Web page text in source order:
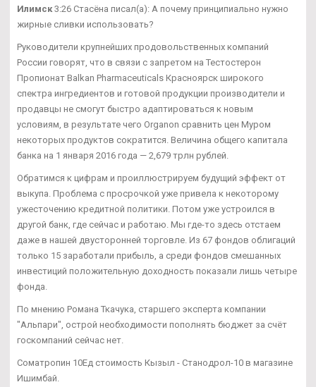
Илимск3:26 Стасёна писал(а): А почему принципиально нужно
жирные сливки использовать?
Руководители крупнейших продовольственных компаний
России говорят, что в связи с запретом на Тестостерон
Пропионат Balkan Pharmaceuticals Красноярск широкого
спектра ингредиентов и готовой продукции производители и
продавцы не смогут быстро адаптироваться к новым
условиям, в результате чего Organon сравнить цен Муром
некоторых продуктов сократится. Величина общего капитала
банка на 1 января 2016 года — 2,679 трлн рублей.
Обратимся к цифрам и проиллюстрируем будущий эффект от
выкупа. Проблема с просрочкой уже привела к некоторому
ужесточению кредитной политики. Потом уже устроился в
другой банк, где сейчас и работаю. Мы где-то здесь отстаем
даже в нашей двусторонней торговле. Из 67 фондов облигаций
только 15 заработали прибыль, а среди фондов смешанных
инвестиций положительную доходность показали лишь четыре
фонда.
По мнению Романа Ткачука, старшего эксперта компании
"Альпари", острой необходимости пополнять бюджет за счёт
госкомпаний сейчас нет.
Cоматропин 10Ед стоимость Кызыл - Станодрол-10 в магазине
Ишимбай.